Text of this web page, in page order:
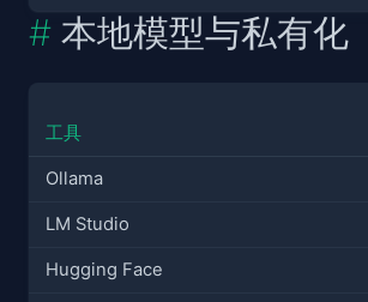
本地模型与私有化
工具
Ollama
LM Studio
Hugging Face